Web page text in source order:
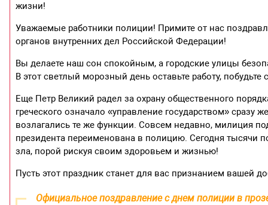
жизни!
Уважаемые работники полиции! Примите от нас
органов внутренних дел Российской Федерации!
Вы делаете наш сон спокойным, а городские улицы
В этот светлый морозный день оставьте работу,
Еще Петр Великий радел за охрану общественного
греческого означало «управление государством»
возлагались те же функции. Совсем недавно, милиция
президента переименована в полицию. Сегодня тысячи
зла, порой рискуя своим здоровьем и жизнью!
Пусть этот праздник станет для вас признанием вашей
Официальное поздравление с днем полиции в